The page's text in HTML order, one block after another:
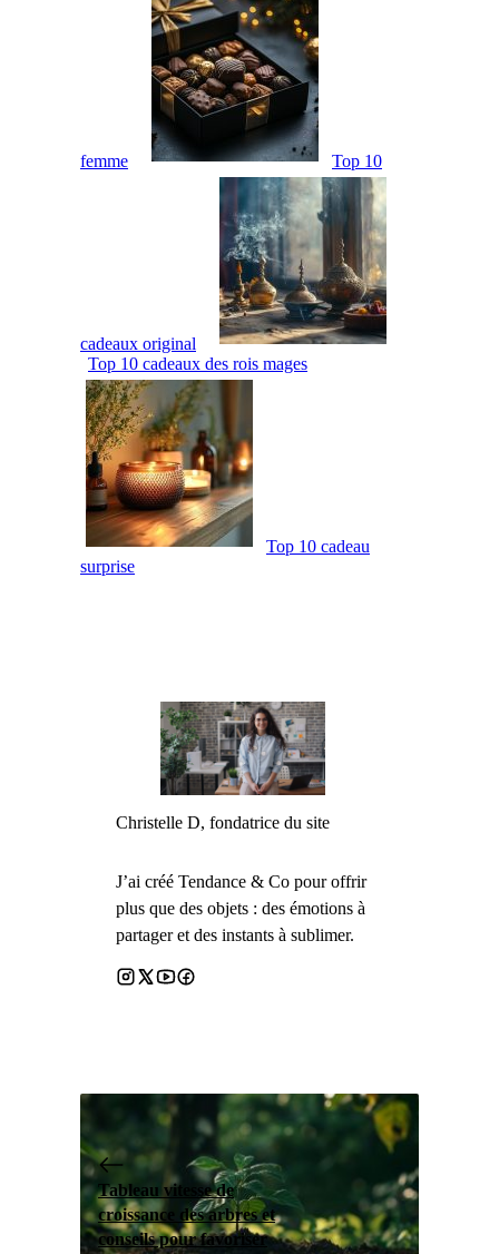
femme Top 10
cadeaux original
Top 10 cadeaux des rois mages
Top 10 cadeau
surprise
Christelle D, fondatrice du site
J’ai créé Tendance & Co pour offrir
plus que des objets : des émotions à
partager et des instants à sublimer.
Tableau vitesse de
croissance des arbres et
conseils pour favoriser